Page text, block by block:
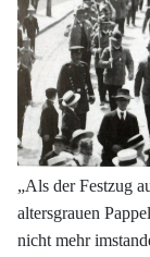
„Als der Festzug
altersgrauen
nicht mehr